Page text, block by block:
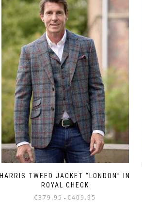
HARRIS TWEED JACKET “LONDON” IN
ROYAL CHECK
€379.95 - €409.95